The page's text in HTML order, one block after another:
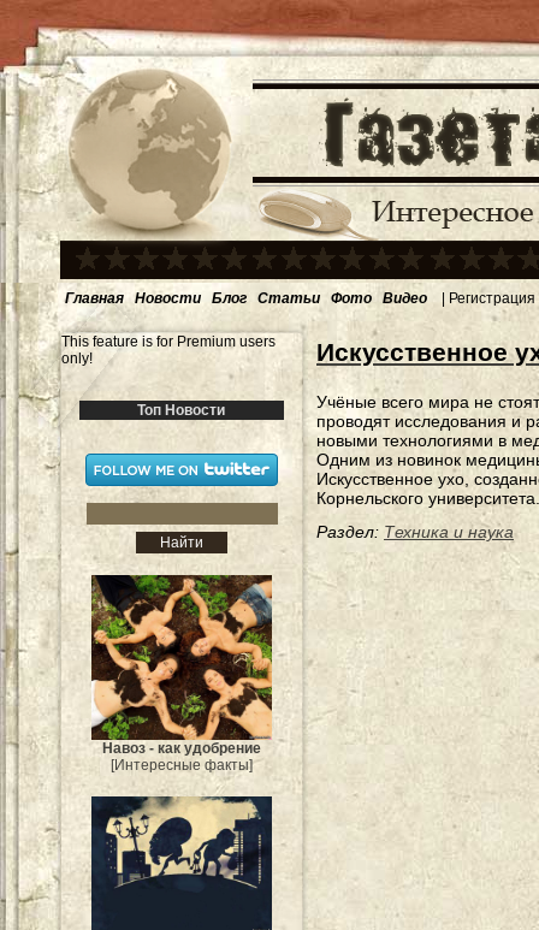
Главная Новости Блог Статьи Фото Видео | Регистрация
This feature is for Premium users
only!
Топ Новости
Навоз - как удобрение
[Интересные факты]
Искусственное
Учёные всего мира не
проводят исследования и
новыми технологиями в
Одним из новинок
Искусственное ухо,
Корнельского университета.
Раздел: Техника и наука